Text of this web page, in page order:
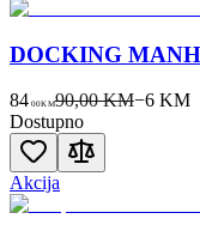
DOCKING
84 00KM90,00 KM−6KM
Dostupno
Akcija